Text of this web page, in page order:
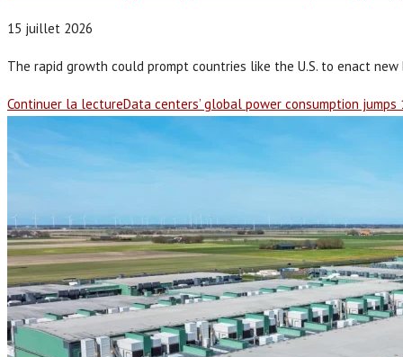
15 juillet 2026
The rapid growth could prompt countries like the U.S. to enact
Continuer la lectureData centers’ global power consumption jumps